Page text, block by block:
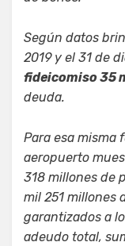
Según datos
2019 y el 31 de
fideicomiso 35
deuda.
Para esa misma
aeropuerto
318 millones de
mil 251 millones
garantizados a
adeudo total,